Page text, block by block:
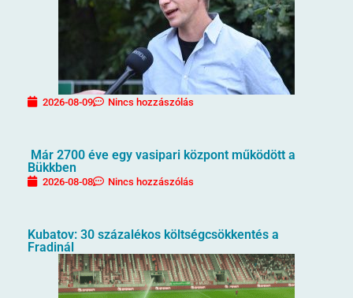
2026-08-09 Nincs hozzászólás
Már 2700 éve egy vasipari központ működött a
Bükkben
2026-08-08 Nincs hozzászólás
Kubatov: 30 százalékos költségcsökkentés a
Fradinál